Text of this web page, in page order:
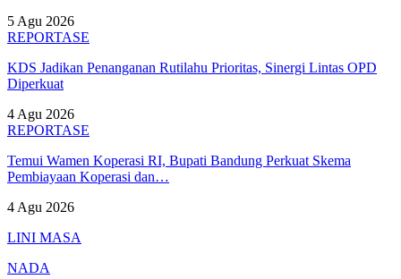
5 Agu 2026
REPORTASE
KDS Jadikan Penanganan Rutilahu Prioritas, Sinergi Lintas OPD
Diperkuat
4 Agu 2026
REPORTASE
Temui Wamen Koperasi RI, Bupati Bandung Perkuat Skema
Pembiayaan Koperasi dan…
4 Agu 2026
LINI MASA
NADA